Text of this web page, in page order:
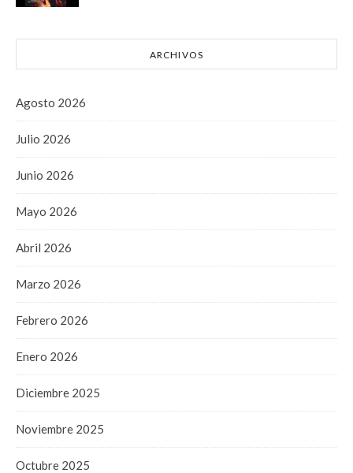
ARCHIVOS
Agosto 2026
Julio 2026
Junio 2026
Mayo 2026
Abril 2026
Marzo 2026
Febrero 2026
Enero 2026
Diciembre 2025
Noviembre 2025
Octubre 2025